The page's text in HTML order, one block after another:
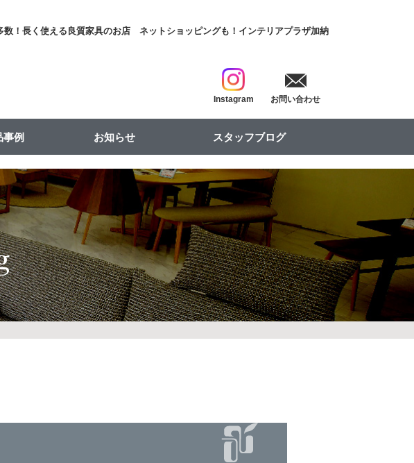
数！長く使える良質家具のお店 ネットショッピングも！インテリアプラザ加納
Instagram お問い合わせ
事例 お知らせ スタッフブログ